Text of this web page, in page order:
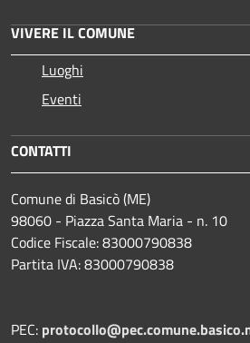
VIVERE IL COMUNE
Luoghi
Eventi
CONTATTI
Comune di Basicò (ME)
98060 - Piazza Santa Maria - n. 10
Codice Fiscale: 83000790838
Partita IVA: 83000790838
PEC: